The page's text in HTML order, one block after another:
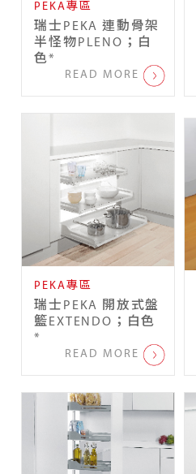
PEKA專區
瑞士PEKA 連動骨架
半怪物PLENO；白
色*
READ MORE
PEKA專區
瑞士PEKA 開放式盤
籃EXTENDO；白色
*
READ MORE